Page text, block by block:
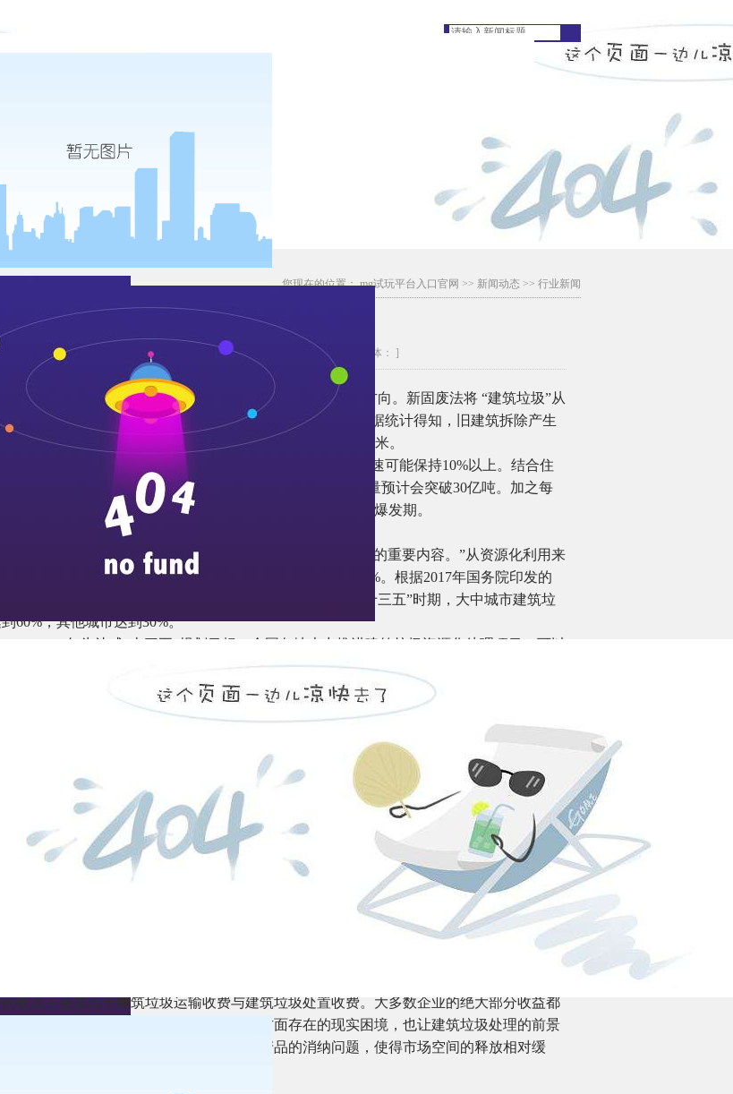
您现在的位置：mg试玩平台入口官网 >> 新闻动态 >> 行业新闻
千亿建筑垃圾处理市场步入“提质”时代
发布时间：2021-04-23 来源：郑州鼎盛 浏览：4次 [字体： ]
筑垃圾资源化的国家政策频繁推出，为产业发展引导方向。新固废法将 “建筑垃圾”从
圾”单独分出来，将“建筑垃圾”单独作为一大类进行管理。据统计得知，旧建筑拆除产生
产出系数为906.7-1335.5千克/平方米，保守取值1.0吨/平方米。
，我国每年建筑垃圾产生量可达20亿吨以上，并且年均增速可能保持10%以上。结合住
到2020年还将新建住宅300亿平方米，届时建筑垃圾产生量预计会突破30亿吨。加之每
建筑物，预计若干城市将在30至40年内集中进入建筑垃圾爆发期。
化及其处理的资源化和市场化，应是建筑垃圾中长期规划的重要内容。”从资源化利用来
体资源化率不足10%，远低于欧美国家的90%和日韩的95%。根据2017年国务院印发的
动》，到2020年，城市建筑垃圾资源化处理率达到13%。“十三五”时期，大中城市建筑垃
60%，其他城市达到30%。
、2020年为达成“十三五”规划目标，全国各地大力推进建筑垃圾资源化处理项目。可以
行业的东风已至，在各省市资源化指标的压力下，建筑垃圾处理市场将迎来爆发期。未
垃圾利用企业参与建筑垃圾清运、资源化的特许经营权的竞标。
的35元/吨为计，从2019年至今，每年释放的市场空间已经突破千亿元。随着包括新固废
应的催化，经济链条将被打通，相关环保产业和企业将迎来巨大市场空间。按到2020年
50亿吨估算，这些建筑垃圾如果能够转化为生态建材，创造的价值可达到10000亿。
言，就地拆解还填、提高回收利用率将是主要的处理途径。能否“变废为宝”，关键在于如
烫手山芋”变成适应市场需求的资源和产品。建筑垃圾资源化产品属于定制化产品，相较
宗商品而言，后端的市场需求方面具有更大的风险。
资源化再生技术、建筑废物的分类与再生骨料处理技术等等都需要大量投资。在此前一
垃圾处理方式基本处于无序管理状态，大多数城市的建筑垃圾中只有10%被运往指定的
填埋场实为建筑垃圾调蓄场，其主要功能为临时贮存可回用建筑废料，以备新建路桥时
筑垃圾资源化企业固定投资的支持力度仍有待提升，仅有部分地区出台了对相关企业固
准。
和区域性，这些特征也将是建筑垃圾资源化、产业化过程中的重要影响因素。现阶段，
收入主要来自于建筑垃圾运输收费与建筑垃圾处置收费。大多数企业的绝大部分收益都
节赚到的。不仅管理难，在资源化利用方面存在的现实困境，也让建筑垃圾处理的前景
上述因素，建筑垃圾市场受制于资源化产品的消纳问题，使得市场空间的释放相对缓